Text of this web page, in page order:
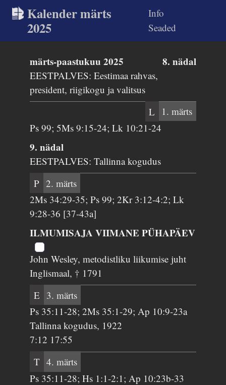
Kalender märts
2025
Info
Seaded
8. nädal
märts-paastukuu 2025
EESTPALVES: Eestimaa rahvas,
president, riigikogu ja valitsus
L
1. märts
Ps 99; 5Ms 9:15-24; Lk 10:21-24
9. nädal
EESTPALVES: Tallinna kogudus
P 2. märts
2Ms 34:29-35; Ps 99; 2Kr 3:12-4:2; Lk
9:28-36 [37-43a]
ILMUMISAJA VIIMANE PÜHAPÄEV
John Wesley, metodistliku liikumise juht
Inglismaal, † 1791
E 3. märts
Ps 35:11-28; 2Ms 35:1-29; Ap 10:9-23a
Tallinna kogudus, 1922
7:12 17:55
T 4. märts
Ps 35:11-28; Hs 1:1-2:1; Ap 10:23b-33